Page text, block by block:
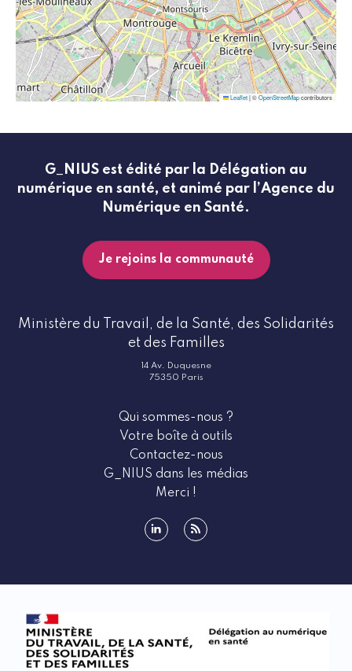
Leaflet|©OpenStreetMapcontributors
G_NIUS est édité par la Délégation au
numérique en santé, et animé par l’Agence du
Numérique en Santé.
Je rejoins la communauté
Ministère du Travail, de la Santé, des Solidarités
et des Familles
14 Av. Duquesne
75350 Paris
Qui sommes-nous ?
Votre boîte à outils
Contactez-nous
G_NIUS dans les médias
Merci !